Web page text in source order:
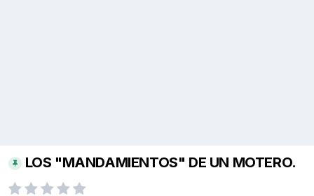
LOS "MANDAMIENTOS" DE UN MOTERO.